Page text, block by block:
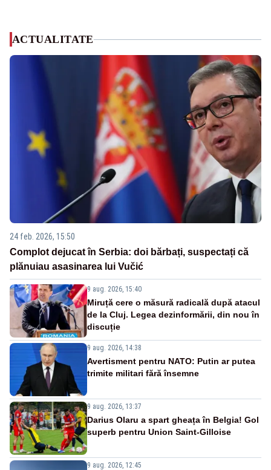
ACTUALITATE
24 feb. 2026, 15:50
Complot dejucat în Serbia: doi bărbați, suspectați că
plănuiau asasinarea lui Vučić
9 aug. 2026, 15:40
Miruță cere o măsură radicală după atacul
de la Cluj. Legea dezinformării, din nou în
discuție
9 aug. 2026, 14:38
Avertisment pentru NATO: Putin ar putea
trimite militari fără însemne
9 aug. 2026, 13:37
Darius Olaru a spart gheața în Belgia! Gol
superb pentru Union Saint-Gilloise
9 aug. 2026, 12:45